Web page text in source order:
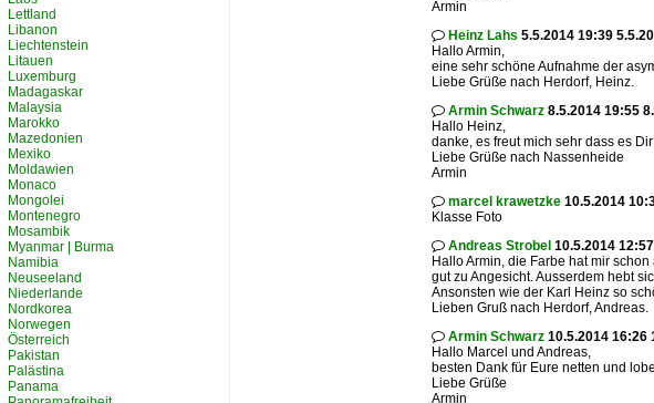
Armin
 Heinz Lahs 5.5.2014 19:39
Hallo Armin,
eine sehr schöne Aufnahme der
Liebe Grüße nach Herdorf, Heinz.
 Armin Schwarz 8.5.2014 19:55
Hallo Heinz,
danke, es freut mich sehr dass es
Liebe Grüße nach Nassenheide
Armin
 marcel krawetzke 10.5.2014
Klasse Foto
 Andreas Strobel 10.5.2014
Hallo Armin, die Farbe hat mir
gut zu Angesicht. Ausserdem hebt
Ansonsten wie der Karl Heinz so
Lieben Gruß nach Herdorf, Andreas.
 Armin Schwarz 10.5.2014 16:26
Hallo Marcel und Andreas,
besten Dank für Eure netten und
Liebe Grüße
Armin
Lettland
Libanon
Liechtenstein
Litauen
Luxemburg
Madagaskar
Malaysia
Marokko
Mazedonien
Mexiko
Moldawien
Monaco
Mongolei
Montenegro
Mosambik
Myanmar | Burma
Namibia
Neuseeland
Niederlande
Nordkorea
Norwegen
Österreich
Pakistan
Palästina
Panama